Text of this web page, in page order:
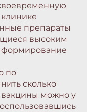
препараты
высоким
формирование
по
сколько
вакцины можно у